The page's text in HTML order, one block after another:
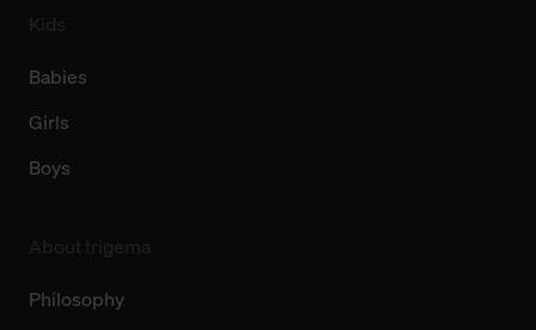
Babies
Girls
Boys
Philosophy